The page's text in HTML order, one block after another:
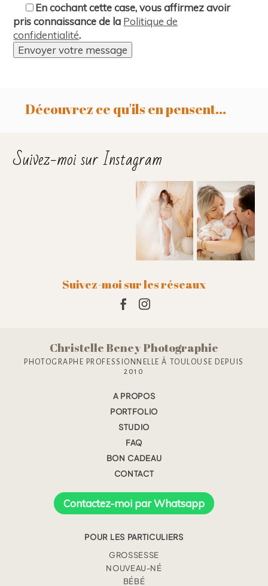
En cochant cette case, vous affirmez avoir
pris connaissance de la Politique de
confidentialité.
Découvrez ce qu'ils en pensent...
Suivez-moi sur Instagram
Suivez-moi sur les réseaux
Christelle Beney Photographie
PHOTOGRAPHE PROFESSIONNELLE À TOULOUSE DEPUIS
2010
A PROPOS
PORTFOLIO
STUDIO
FAQ
BON CADEAU
CONTACT
Contactez-moi par Whatsapp
POUR LES PARTICULIERS
GROSSESSE
NOUVEAU-NÉ
BÉBÉ